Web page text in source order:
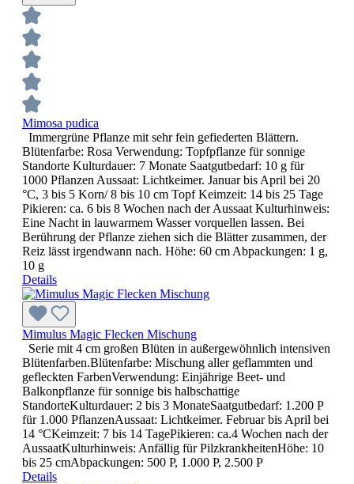
Mimosa pudica
Immergrüne Pflanze mit sehr fein gefiederten Blättern.
Blütenfarbe: Rosa Verwendung: Topfpflanze für sonnige
Standorte Kulturdauer: 7 Monate Saatgutbedarf: 10 g für
1000 Pflanzen Aussaat: Lichtkeimer. Januar bis April bei 20
°C, 3 bis 5 Korn/ 8 bis 10 cm Topf Keimzeit: 14 bis 25 Tage
Pikieren: ca. 6 bis 8 Wochen nach der Aussaat Kulturhinweis:
Eine Nacht in lauwarmem Wasser vorquellen lassen. Bei
Berührung der Pflanze ziehen sich die Blätter zusammen, der
Reiz lässt irgendwann nach. Höhe: 60 cm Abpackungen: 1 g,
10 g
Details
Mimulus Magic Flecken Mischung
Serie mit 4 cm großen Blüten in außergewöhnlich intensiven
Blütenfarben.Blütenfarbe: Mischung aller geflammten und
gefleckten FarbenVerwendung: Einjährige Beet- und
Balkonpflanze für sonnige bis halbschattige
StandorteKulturdauer: 2 bis 3 MonateSaatgutbedarf: 1.200 P
für 1.000 PflanzenAussaat: Lichtkeimer. Februar bis April bei
14 °CKeimzeit: 7 bis 14 TagePikieren: ca.4 Wochen nach der
AussaatKulturhinweis: Anfällig für PilzkrankheitenHöhe: 10
bis 25 cmAbpackungen: 500 P, 1.000 P, 2.500 P
Details